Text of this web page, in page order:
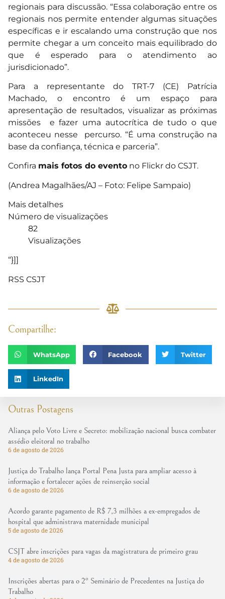
Outras Postagens
Aliança pelo Voto Livre e Secreto: mobilização nacional busca combater
assédio eleitoral no trabalho
6 de agosto de 2026
Justiça do Trabalho lança Portal Pena Justa para ampliar acesso à
informação e fortalecer ações de reinserção social
6 de agosto de 2026
Acordo garante pagamento de R$ 7,3 milhões a ex-empregados de
hospital que administrava maternidade municipal
5 de agosto de 2026
CSJT abre inscrições para vagas da magistratura de primeiro grau
4 de agosto de 2026
Inscrições abertas para o 2º Seminário de Precedentes na Justiça do
Trabalho
regionais para discussão. “Essa colaboração entre os
regionais nos permite entender algumas situações
específicas e ir escalando uma construção que nos
permite chegar a um conceito mais equilibrado do
que é esperado para o atendimento ao
jurisdicionado”.
Para a representante do TRT-7 (CE) Patrícia
Machado, o encontro é um espaço para
apresentação de resultados, visualizar as próximas
missões e fazer uma autocrítica de tudo o que
aconteceu nesse percurso. “É uma construção na
base da confiança, técnica e parceria”.
Confira mais fotos do evento no Flickr do CSJT.
(Andrea Magalhães/AJ – Foto: Felipe Sampaio)
Mais detalhes
Número de visualizações
82
Visualizações
“}]]
RSS CSJT
Compartilhe:
WhatsApp Facebook Twitter
LinkedIn